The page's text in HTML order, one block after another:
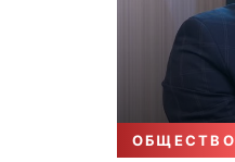
ОБЩЕСТВО